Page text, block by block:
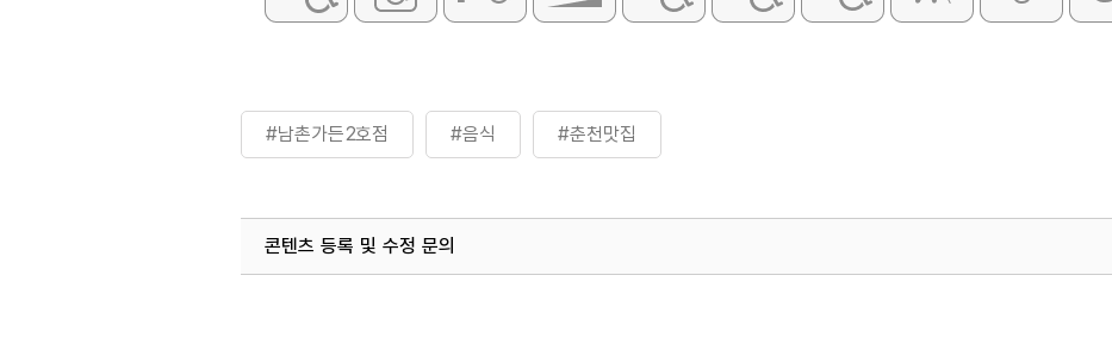
#남촌가든2호점 #음식 #춘천맛집
콘텐츠 등록 및 수정 문의